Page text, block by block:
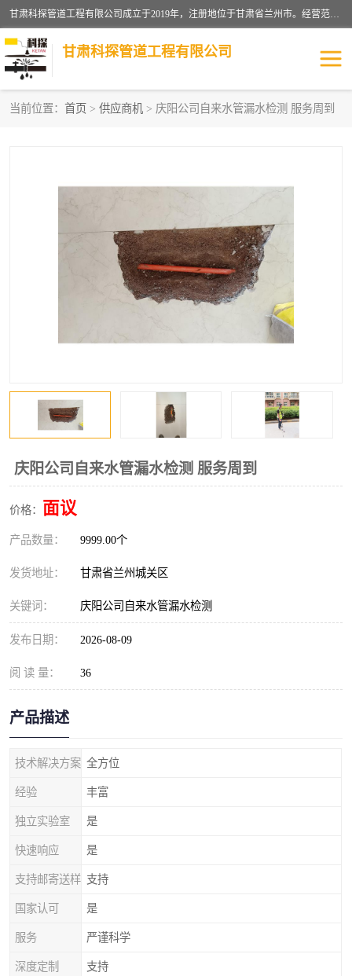
甘肃科探管道工程有限公司成立于2019年，注册地位于甘肃省兰州市。经营范围包括管道安装、清洗、疏通、维修、检测，防水工程，工程钻孔，化粪池清理，暖气安装，给排水管道安装维修，室内外管道如消防、供水、供热管道漏水检测定位，室内外防水堵漏等。
甘肃科探管道工程有限公司
当前位置： 首页 > 供应商机 > 庆阳公司自来水管漏水检测 服务周到
庆阳公司自来水管漏水检测 服务周到
价格： 面议
产品数量： 9999.00个
发货地址： 甘肃省兰州城关区
关键词： 庆阳公司自来水管漏水检测
发布日期： 2026-08-09
阅 读 量： 36
产品描述
技术解决方案 全方位
经验 丰富
独立实验室 是
快速响应 是
支持邮寄送样 支持
国家认可 是
服务 严谨科学
深度定制 支持
排水管道漏水
自来水管漏水 管道疏通